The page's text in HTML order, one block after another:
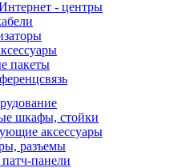
- центры
пакеты
шкафы, стойки
аксессуары
разъемы
панели